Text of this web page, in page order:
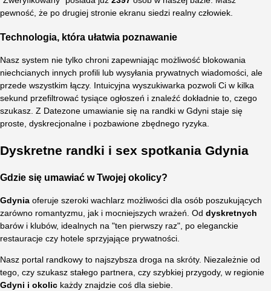
pewność, że po drugiej stronie ekranu siedzi realny człowiek.
Technologia, która ułatwia poznawanie
Nasz system nie tylko chroni zapewniając możliwość blokowania
niechcianych innych profili lub wysyłania prywatnych wiadomości, ale
przede wszystkim łączy. Intuicyjna wyszukiwarka pozwoli Ci w kilka
sekund przefiltrować tysiące ogłoszeń i znaleźć dokładnie to, czego
szukasz. Z Datezone umawianie się na randki w Gdyni staje się
proste, dyskrecjonalne i pozbawione zbędnego ryzyka.
Dyskretne randki i sex spotkania Gdynia
Gdzie się umawiać w Twojej okolicy?
Gdynia oferuje szeroki wachlarz możliwości dla osób poszukujących
zarówno romantyzmu, jak i mocniejszych wrażeń. Od dyskretnych
barów i klubów, idealnych na "ten pierwszy raz", po eleganckie
restauracje czy hotele sprzyjające prywatności.
Nasz portal randkowy to najszybsza droga na skróty. Niezależnie od
tego, czy szukasz stałego partnera, czy szybkiej przygody, w regionie
Gdyni i okolic każdy znajdzie coś dla siebie.